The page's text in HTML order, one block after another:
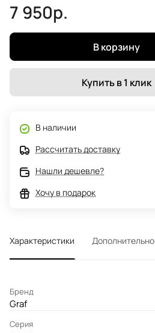
7 950р.
В корзину
Купить в 1 клик
В наличии
Рассчитать доставку
Нашли дешевле?
Хочу в подарок
Характеристики Дополнительно
Бренд
Graf
Серия